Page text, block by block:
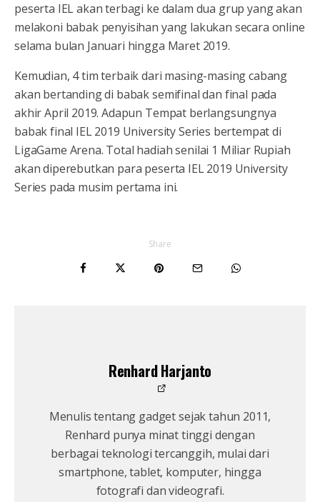
peserta IEL akan terbagi ke dalam dua grup yang akan
melakoni babak penyisihan yang lakukan secara online
selama bulan Januari hingga Maret 2019.
Kemudian, 4 tim terbaik dari masing-masing cabang
akan bertanding di babak semifinal dan final pada
akhir April 2019. Adapun Tempat berlangsungnya
babak final IEL 2019 University Series bertempat di
LigaGame Arena. Total hadiah senilai 1 Miliar Rupiah
akan diperebutkan para peserta IEL 2019 University
Series pada musim pertama ini.
Share
Renhard Harjanto
Menulis tentang gadget sejak tahun 2011,
Renhard punya minat tinggi dengan
berbagai teknologi tercanggih, mulai dari
smartphone, tablet, komputer, hingga
fotografi dan videografi.